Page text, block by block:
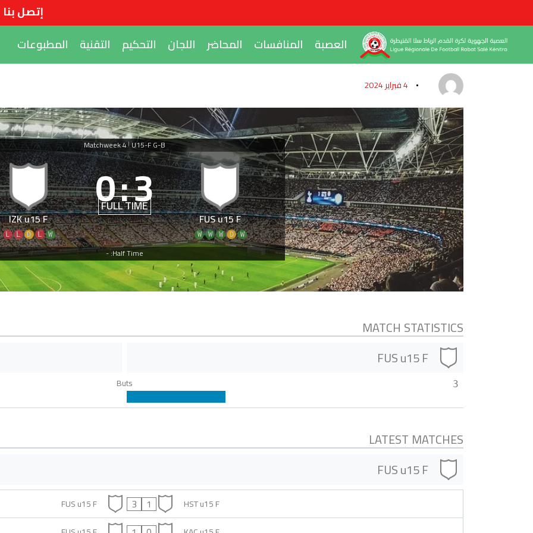
إتصل بنا
العصبة
المنافسات المحاضر اللجان التحكيم التقنية المطبوعات
4 فبراير 2024
U15-F G-B
|
Matchweek 4
FUS u15 F
W
D
W
W
W
3
:
0
FULL TIME
IZK u15 F
W
L
D
L
L
Half Time: -
MATCH STATISTICS
FUS u15 F
3
Buts
LATEST MATCHES
FUS u15 F
FUS u15 F 3 1
HST u15 F